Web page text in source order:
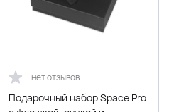
нет отзывов
Подарочный набор Space Pro